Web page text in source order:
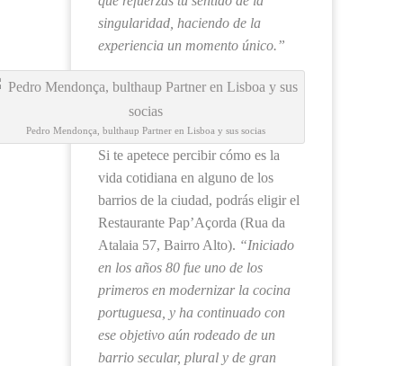
singularidad, haciendo de la
experiencia un momento único.”
Pedro Mendonça, bulthaup Partner en Lisboa y sus socias
Si te apetece percibir cómo es la
vida cotidiana en alguno de los
barrios de la ciudad, podrás eligir el
Restaurante Pap’Açorda (Rua da
Atalaia 57, Bairro Alto). “Iniciado
en los años 80 fue uno de los
primeros en modernizar la cocina
portuguesa, y ha continuado con
ese objetivo aún rodeado de un
barrio secular, plural y de gran